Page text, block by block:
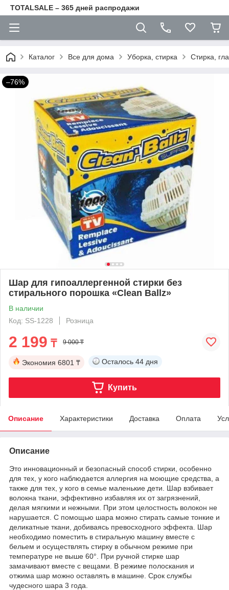
TOTALSALE – 365 дней распродажи
Каталог Все для дома Уборка, стирка Стирка,
–76%
Шар для гипоаллергенной стирки без
стирального порошка «Clean Ballz»
В наличии
Код: SS-1228
Розница
2 199 ₸ 9 000 ₸
Экономия 6801 ₸ Осталось 44 дня
Купить
Описание Характеристики Доставка Оплата
Описание
Это инновационный и безопасный способ стирки, особенно
для тех, у кого наблюдается аллергия на моющие средства, а
также для тех, у кого в семье маленькие дети. Шар взбивает
волокна ткани, эффективно избавляя их от загрязнений,
делая мягкими и нежными. При этом целостность волокон не
нарушается. С помощью шара можно стирать самые тонкие и
деликатные ткани, добиваясь превосходного эффекта. Шар
необходимо поместить в стиральную машину вместе с
бельем и осуществлять стирку в обычном режиме при
температуре не выше 60°. При ручной стирке шар
замачивают вместе с вещами. В режиме полоскания и
отжима шар можно оставлять в машине. Срок службы
чудесного шара 3 года.